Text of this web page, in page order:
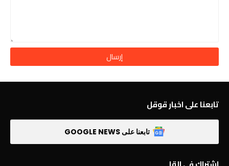
تابعنا على اخبار قوقل
تابعنا على GOOGLE NEWS